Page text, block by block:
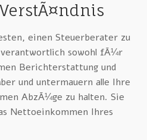
einen Steuerberater zu
sowohl fÃ¼r
Berichterstattung und
und untermauern alle Ihre
AbzÃ¼ge zu halten. Sie
Nettoeinkommen Ihres